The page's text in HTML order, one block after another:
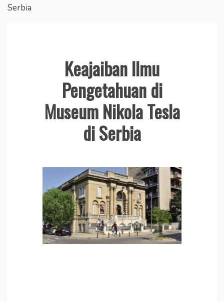
Serbia
Keajaiban Ilmu
Pengetahuan di
Museum Nikola Tesla
di Serbia